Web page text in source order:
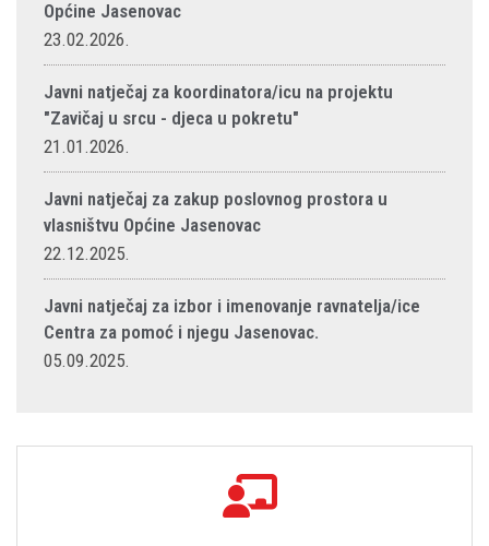
Općine Jasenovac
23.02.2026.
Javni natječaj za koordinatora/icu na projektu
"Zavičaj u srcu - djeca u pokretu"
21.01.2026.
Javni natječaj za zakup poslovnog prostora u
vlasništvu Općine Jasenovac
22.12.2025.
Javni natječaj za izbor i imenovanje ravnatelja/ice
Centra za pomoć i njegu Jasenovac.
05.09.2025.